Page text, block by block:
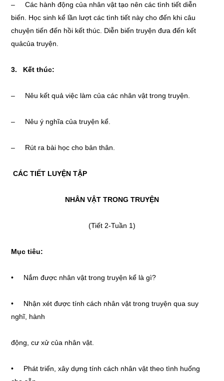
– Các hành động của nhân vật tạo nên các tình tiết diễn
biến. Học sinh kể lần lượt các tình tiết này cho đến khi câu
chuyện tiến đến hồi kết thúc. Diễn biến truyện đưa đến kết
quảcủa truyện.
3. Kết thúc:
– Nêu kết quả việc làm của các nhân vật trong truyện.
– Nêu ý nghĩa của truyện kể.
– Rút ra bài học cho bản thân.
CÁC TIẾT LUYỆN TẬP
NHÂN VẬT TRONG TRUYỆN
(Tiết 2-Tuần 1)
Mục tiêu:
• Nắm được nhân vật trong truyện kể là gì?
• Nhận xét được tính cách nhân vật trong truyện qua suy
nghĩ, hành
động, cư xử của nhân vật.
• Phát triển, xây dựng tính cách nhân vật theo tình huống